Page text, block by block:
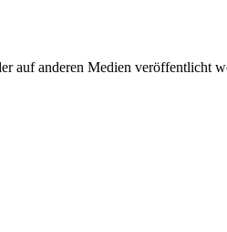
auf anderen Medien veröffentlicht